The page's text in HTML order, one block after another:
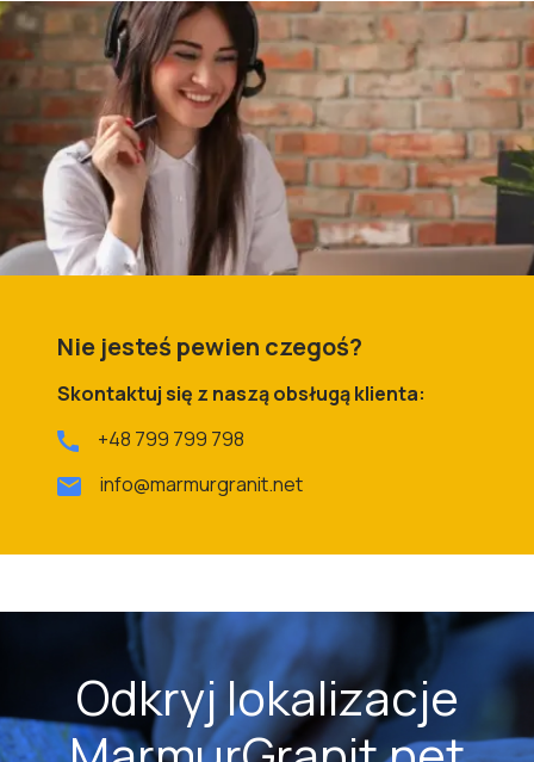
Nie jesteś pewien czegoś?
Skontaktuj się z naszą obsługą klienta:
+48 799 799 798
info@marmurgranit.net
Odkryj lokalizacje